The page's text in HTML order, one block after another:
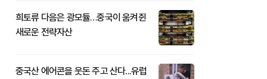
희토류 다음은 광모듈…중국이 움켜쥔
새로운 전략자산
중국산 에어콘을 웃돈 주고 산다...유럽